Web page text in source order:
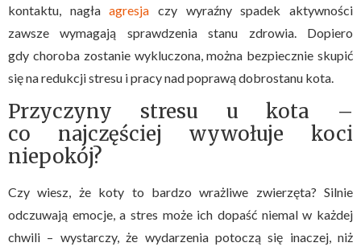
kontaktu, nagłaagresja czy wyraźny spadek aktywności
zawsze wymagają sprawdzenia stanu zdrowia. Dopiero
gdy choroba zostanie wykluczona, można bezpiecznie skupić
się na redukcji stresu i pracy nad poprawą dobrostanu kota.
Przyczyny stresu u kota –
co najczęściej wywołuje koci
niepokój?
Czy wiesz, że koty to bardzo wrażliwe zwierzęta? Silnie
odczuwają emocje, a stres może ich dopaść niemal w każdej
chwili – wystarczy, że wydarzenia potoczą się inaczej, niż